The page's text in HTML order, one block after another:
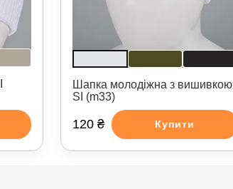
Шапка молодіжна з вишивкою
SI (m33)
120 ₴ Купити